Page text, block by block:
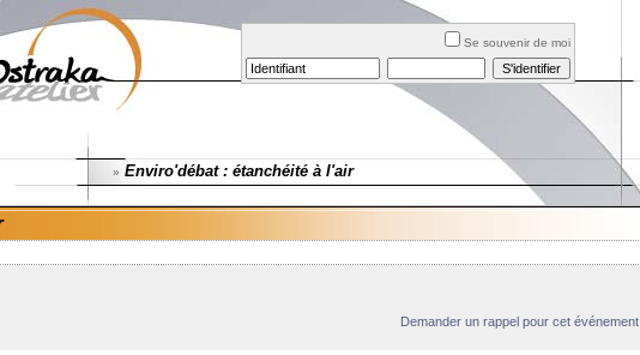
Se souvenir de moi
» Enviro'débat : étanchéité à l'air
Demander un rappel pour cet événement